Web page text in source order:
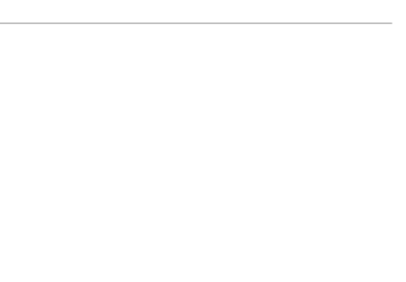
Vipps, Klarna och Google Pay.
debiteras kortet/fakturan.